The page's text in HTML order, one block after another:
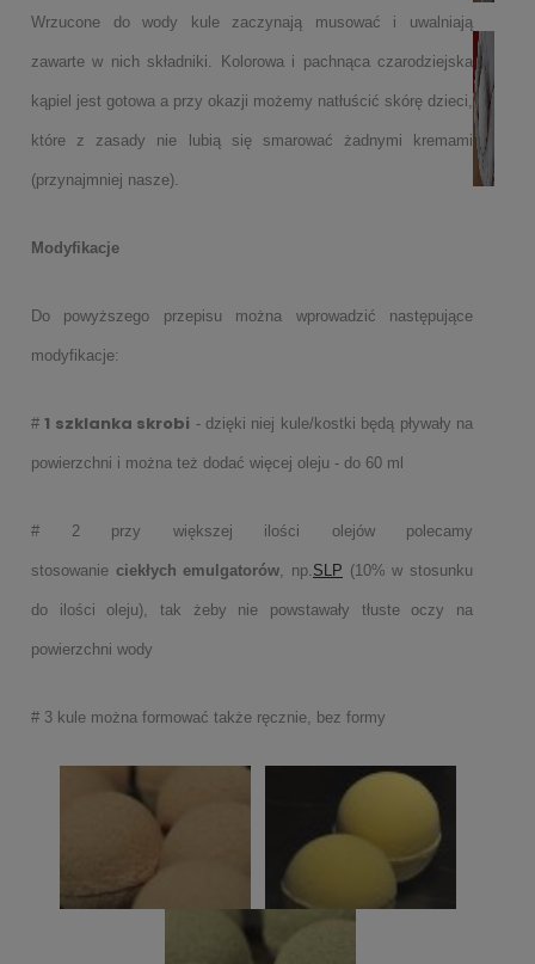
Wrzucone do wody kule zaczynają musować i uwalniają
zawartew nich składniki. Kolorowa i pachnąca czarodziejska
kąpiel jest gotowa a przy okazji możemy natłuścić skórę dzieci,
które z zasady nie lubią się smarować żadnymi kremami
(przynajmniej nasze).
Modyfikacje
Do powyższego przepisu można wprowadzić następujące
modyfikacje:
#1 szklanka skrobi - dzięki niej kule/kostki będą pływały na
powierzchni i można też dodać więcej oleju - do 60 ml
# 2 przy większej ilości olejów polecamy
stosowanie ciekłychemulgatorów, np.SLP (10% w stosunku
do ilości oleju), tak żeby nie powstawały tłuste oczy na
powierzchni wody
# 3 kule można formować także ręcznie, bez formy